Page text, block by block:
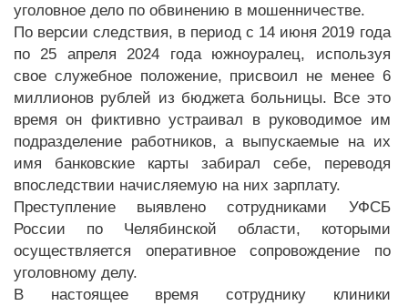
уголовное дело по обвинению в мошенничестве.
По версии следствия, в период с 14 июня 2019 года
по 25 апреля 2024 года южноуралец, используя
свое служебное положение, присвоил не менее 6
миллионов рублей из бюджета больницы. Все это
время он фиктивно устраивал в руководимое им
подразделение работников, а выпускаемые на их
имя банковские карты забирал себе, переводя
впоследствии начисляемую на них зарплату.
Преступление выявлено сотрудниками УФСБ
России по Челябинской области, которыми
осуществляется оперативное сопровождение по
уголовному делу.
В настоящее время сотруднику клиники